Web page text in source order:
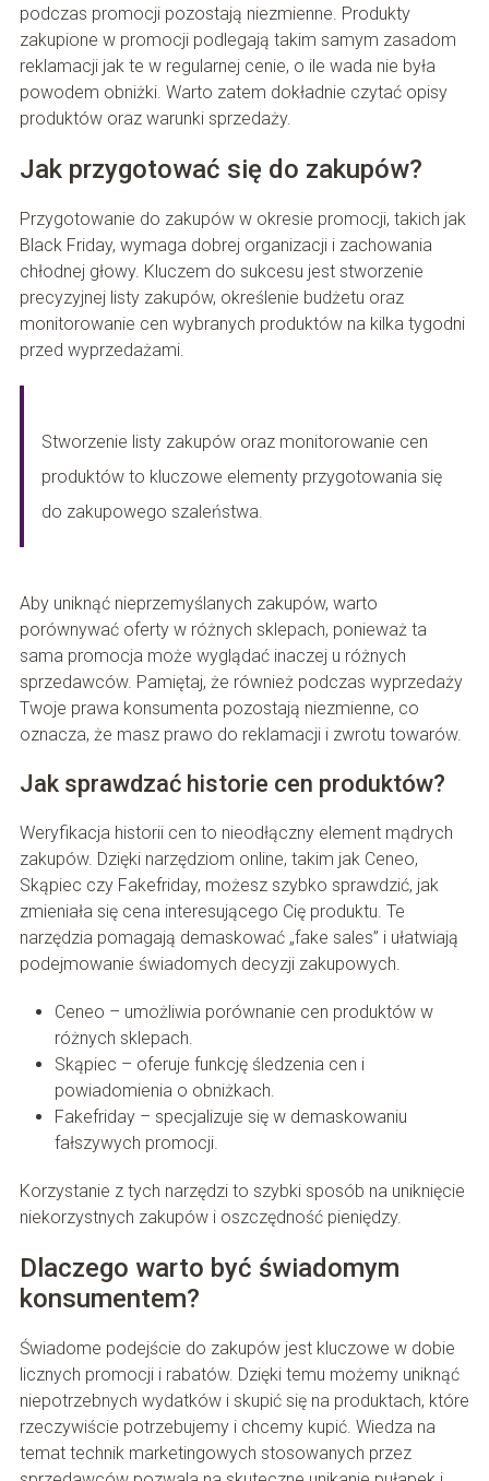
podczas promocji pozostają niezmienne. Produkty
zakupione w promocji podlegają takim samym zasadom
reklamacji jak te w regularnej cenie, o ile wada nie była
powodem obniżki. Warto zatem dokładnie czytać opisy
produktów oraz warunki sprzedaży.
Jak przygotować się do zakupów?
Przygotowanie do zakupów w okresie promocji, takich jak
Black Friday, wymaga dobrej organizacji i zachowania
chłodnej głowy. Kluczem do sukcesu jest stworzenie
precyzyjnej listy zakupów, określenie budżetu oraz
monitorowanie cen wybranych produktów na kilka tygodni
przed wyprzedażami.
Stworzenie listy zakupów oraz monitorowanie cen
produktów to kluczowe elementy przygotowania się
do zakupowego szaleństwa.
Aby uniknąć nieprzemyślanych zakupów, warto
porównywać oferty w różnych sklepach, ponieważ ta
sama promocja może wyglądać inaczej u różnych
sprzedawców. Pamiętaj, że również podczas wyprzedaży
Twoje prawa konsumenta pozostają niezmienne, co
oznacza, że masz prawo do reklamacji i zwrotu towarów.
Jak sprawdzać historie cen produktów?
Weryfikacja historii cen to nieodłączny element mądrych
zakupów. Dzięki narzędziom online, takim jak Ceneo,
Skąpiec czy Fakefriday, możesz szybko sprawdzić, jak
zmieniała się cena interesującego Cię produktu. Te
narzędzia pomagają demaskować „fake sales” i ułatwiają
podejmowanie świadomych decyzji zakupowych.
Ceneo – umożliwia porównanie cen produktów w
różnych sklepach.
Skąpiec – oferuje funkcję śledzenia cen i
powiadomienia o obniżkach.
Fakefriday – specjalizuje się w demaskowaniu
fałszywych promocji.
Korzystanie z tych narzędzi to szybki sposób na uniknięcie
niekorzystnych zakupów i oszczędność pieniędzy.
Dlaczego warto być świadomym
konsumentem?
Świadome podejście do zakupów jest kluczowe w dobie
licznych promocji i rabatów. Dzięki temu możemy uniknąć
niepotrzebnych wydatków i skupić się na produktach, które
rzeczywiście potrzebujemy i chcemy kupić. Wiedza na
temat technik marketingowych stosowanych przez